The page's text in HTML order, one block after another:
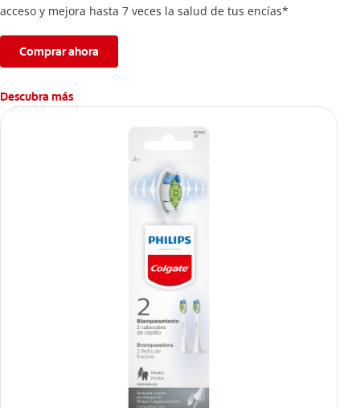
acceso y mejora hasta 7 veces la salud de tus encías*
Comprar ahora
Descubra más